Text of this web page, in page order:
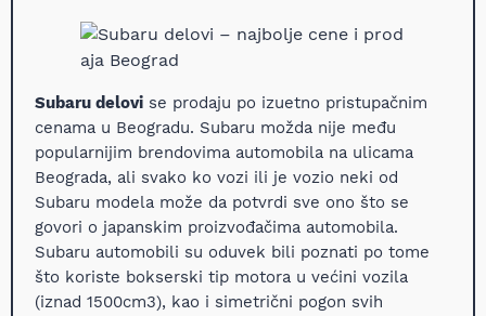
Subaru delovi se prodaju po izuetno pristupačnim
cenama u Beogradu. Subaru možda nije među
popularnijim brendovima automobila na ulicama
Beograda, ali svako ko vozi ili je vozio neki od
Subaru modela može da potvrdi sve ono što se
govori o japanskim proizvođačima automobila.
Subaru automobili su oduvek bili poznati po tome
što koriste bokserski tip motora u većini vozila
(iznad 1500cm3), kao i simetrični pogon svih